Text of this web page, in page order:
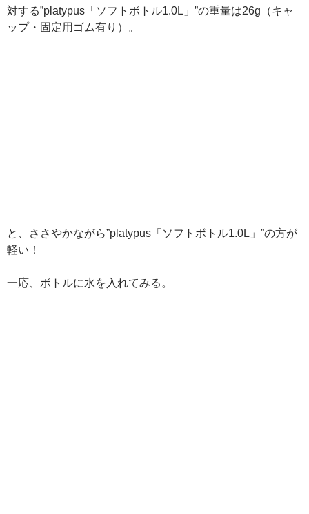
対する”platypus「ソフトボトル1.0L」”の重量は26g（キャ
ップ・固定用ゴム有り）。
と、ささやかながら”platypus「ソフトボトル1.0L」”の方が
軽い！
一応、ボトルに水を入れてみる。